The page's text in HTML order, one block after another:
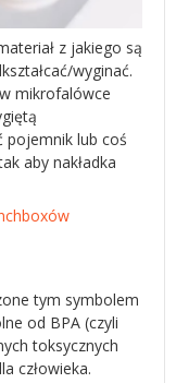
z jakiego są
wyginać.
mikrofalówce
pojemnik lub coś
aby nakładka
tym symbolem
od BPA (czyli
toksycznych
człowieka.